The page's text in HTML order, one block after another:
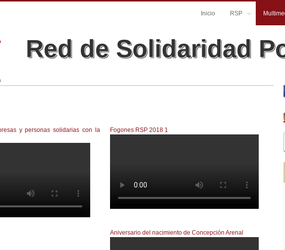
Red de Solidaridad
Inicio RSP
aquí
y personas solidarias con la
Fogones RSP 2018 1
Aniversario del nacimiento de Concepción Arenal